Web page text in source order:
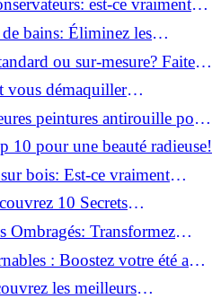
est-ce vraiment
bains: Éliminez les
maintenant!ou sur-mesure? Faites
vous démaquiller
et secrets révélés!
peintures antirouille pour
10 pour une beauté radieuse!
bois: Est-ce vraiment
10 Secrets
un Bien-être Optimal!
Ombragés: Transformez
Verte!: Boostez votre été avec
les meilleurs